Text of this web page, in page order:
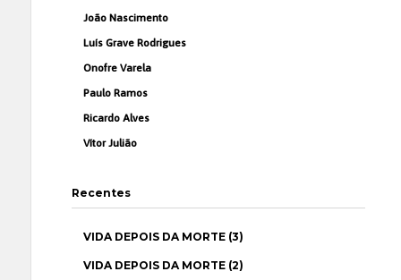
João Nascimento
Luís Grave Rodrigues
Onofre Varela
Paulo Ramos
Ricardo Alves
Vítor Julião
Recentes
VIDA DEPOIS DA MORTE (3)
VIDA DEPOIS DA MORTE (2)